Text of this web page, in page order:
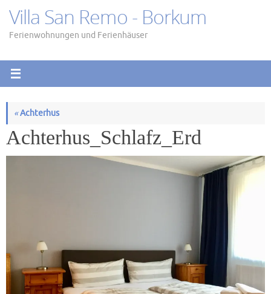
Inhalt
springen
Villa San Remo - Borkum
Ferienwohnungen und Ferienhäuser
«Achterhus
Achterhus_Schlafz_Erd